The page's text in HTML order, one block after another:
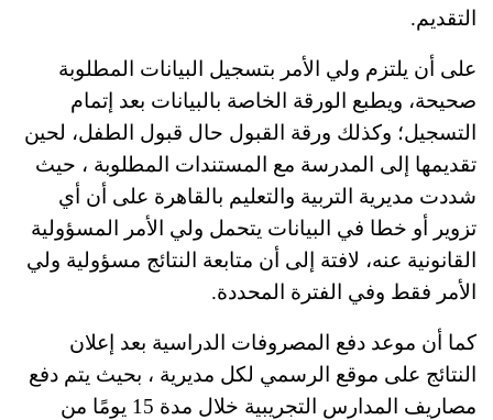
التقديم.
على أن يلتزم ولي الأمر بتسجيل البيانات المطلوبة
صحيحة، ويطبع الورقة الخاصة بالبيانات بعد إتمام
التسجيل؛ وكذلك ورقة القبول حال قبول الطفل، لحين
تقديمها إلى المدرسة مع المستندات المطلوبة ، حيث
شددت مديرية التربية والتعليم بالقاهرة على أن أي
تزوير أو خطا في البيانات يتحمل ولي الأمر المسؤولية
القانونية عنه، لافتة إلى أن متابعة النتائج مسؤولية ولي
الأمر فقط وفي الفترة المحددة.
كما أن موعد دفع المصروفات الدراسية بعد إعلان
النتائج على موقع الرسمي لكل مديرية ، بحيث يتم دفع
مصاريف المدارس التجريبية خلال مدة 15 يومًا من